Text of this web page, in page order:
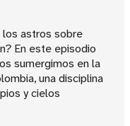
los astros sobre
En este episodio
sumergimos en la
una disciplina
y cielos